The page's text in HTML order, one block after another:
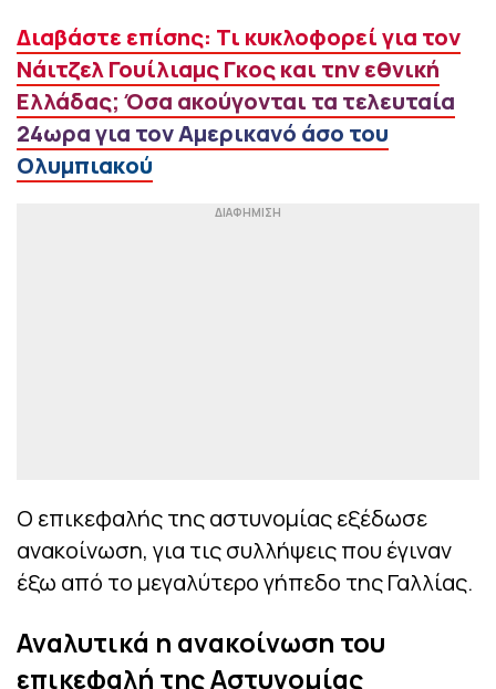
Διαβάστε επίσης: Τι κυκλοφορεί για τον
Νάιτζελ Γουίλιαμς Γκος και την εθνική
Ελλάδας; Όσα ακούγονται τα τελευταία
24ωρα για τον Αμερικανό άσο του
Ολυμπιακού
Ο επικεφαλής της αστυνομίας εξέδωσε
ανακοίνωση, για τις συλλήψεις που έγιναν
έξω από το μεγαλύτερο γήπεδο της Γαλλίας.
Αναλυτικά η ανακοίνωση του
επικεφαλή της Αστυνομίας